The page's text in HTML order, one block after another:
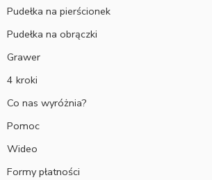
Pudełka na pierścionek
Pudełka na obrączki
Grawer
4 kroki
Co nas wyróżnia?
Pomoc
Wideo
Formy płatności